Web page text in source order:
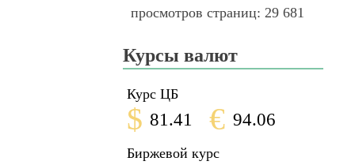
просмотров страниц: 29 681
Курсы валют
Курс ЦБ
$ 81.41 € 94.06
Биржевой курс